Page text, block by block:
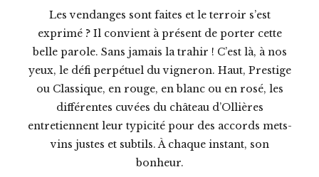
Les vendanges sont faites et le terroir s’est
exprimé ? Il convient à présent de porter cette
belle parole. Sans jamais la trahir ! C’est là, à nos
yeux, le défi perpétuel du vigneron. Haut, Prestige
ou Classique, en rouge, en blanc ou en rosé, les
différentes cuvées du château d’Ollières
entretiennent leur typicité pour des accords mets-
vins justes et subtils. À chaque instant, son
bonheur.